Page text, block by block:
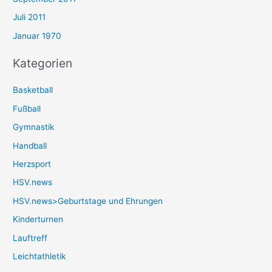
Juli 2011
Januar 1970
Kategorien
Basketball
Fußball
Gymnastik
Handball
Herzsport
HSV.news
HSV.news>Geburtstage und Ehrungen
Kinderturnen
Lauftreff
Leichtathletik